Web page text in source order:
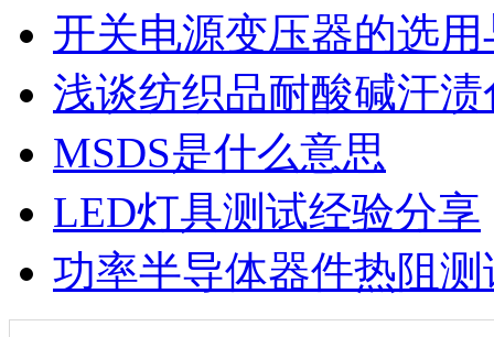
开关电源变压器的选
浅谈纺织品耐酸碱汗
MSDS是什么意思
LED灯具测试经验分享
功率半导体器件热阻